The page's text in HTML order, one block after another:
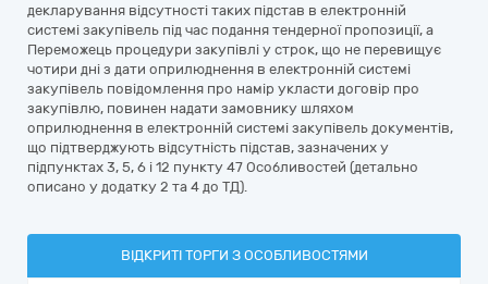
декларування відсутності таких підстав в електронній
системі закупівель під час подання тендерної пропозиції, а
Переможець процедури закупівлі у строк, що не перевищує
чотири дні з дати оприлюднення в електронній системі
закупівель повідомлення про намір укласти договір про
закупівлю, повинен надати замовнику шляхом
оприлюднення в електронній системі закупівель документів,
що підтверджують відсутність підстав, зазначених у
підпунктах 3, 5, 6 і 12 пункту 47 Особливостей (детально
описано у додатку 2 та 4 до ТД).
ВІДКРИТІ ТОРГИ З ОСОБЛИВОСТЯМИ